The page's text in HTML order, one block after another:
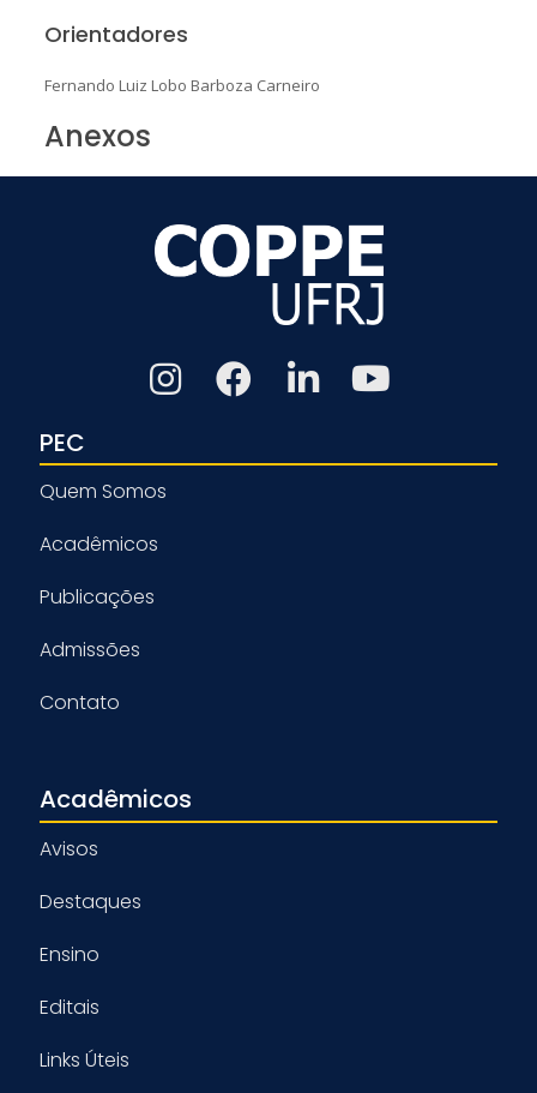
Orientadores
Fernando Luiz Lobo Barboza Carneiro
Anexos
PEC
Quem Somos
Acadêmicos
Publicações
Admissões
Contato
Acadêmicos
Avisos
Destaques
Ensino
Editais
Links Úteis